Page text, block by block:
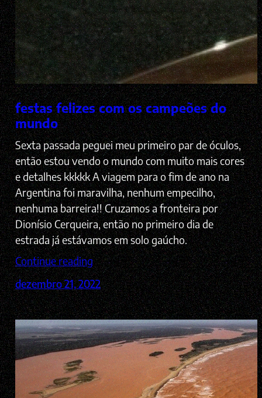
festas felizes com os campeões do
mundo
Sexta passada peguei meu primeiro par de óculos,
então estou vendo o mundo com muito mais cores
e detalhes kkkkk A viagem para o fim de ano na
Argentina foi maravilha, nenhum empecilho,
nenhuma barreira!! Cruzamos a fronteira por
Dionísio Cerqueira, então no primeiro dia de
estrada já estávamos em solo gaúcho.
Continue reading
dezembro 21, 2022